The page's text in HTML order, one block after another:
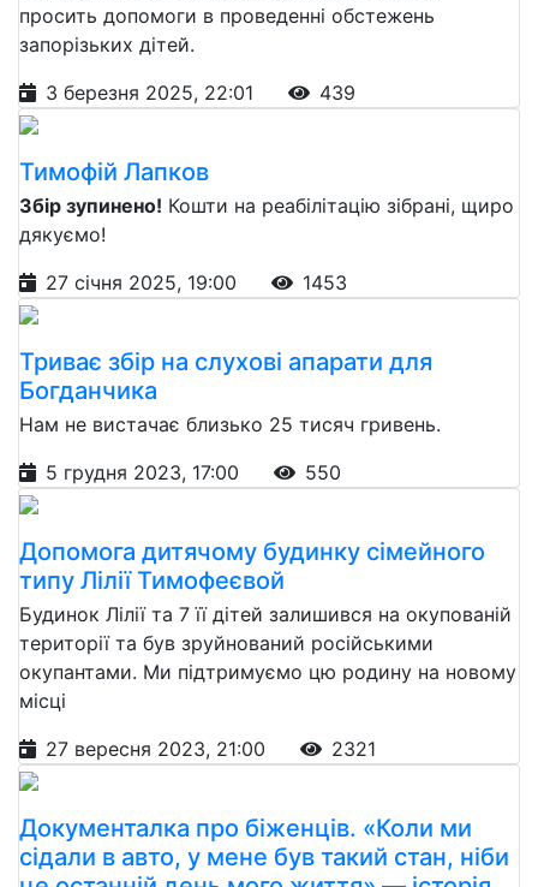
просить допомоги в проведенні обстежень
запорізьких дітей.
3 березня 2025, 22:01
439
Тимофій Лапков
Збір зупинено! Кошти на реабілітацію зібрані, щиро
дякуємо!
27 січня 2025, 19:00
1453
Триває збір на слухові апарати для
Богданчика
Нам не вистачає близько 25 тисяч гривень.
5 грудня 2023, 17:00
550
Допомога дитячому будинку сімейного
типу Лілії Тимофеєвой
Будинок Лілії та 7 її дітей залишився на окупованій
території та був зруйнований російськими
окупантами. Ми підтримуємо цю родину на новому
місці
27 вересня 2023, 21:00
2321
Документалка про біженців. «Коли ми
сідали в авто, у мене був такий стан, ніби